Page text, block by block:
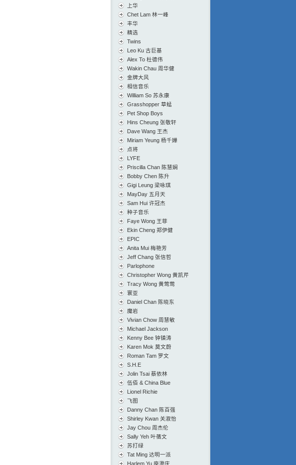
上华
Chet Lam 林一峰
丰华
精选
Twins
Leo Ku 古巨基
Alex To 杜德伟
Wakin Chau 周华健
金牌大风
相信音乐
William So 苏永康
Grasshopper 草蜢
Pet Shop Boys
Hins Cheung 张敬轩
Dave Wang 王杰
Miriam Yeung 杨千嬅
点将
LYFE
Priscilla Chan 陈慧娴
Bobby Chen 陈升
Gigi Leung 梁咏琪
MayDay 五月天
Sam Hui 许冠杰
种子音乐
Faye Wong 王菲
Ekin Cheng 郑伊健
EPIC
Anita Mui 梅艳芳
Jeff Chang 张信哲
Parlophone
Christopher Wong 黄凯芹
Tracy Wong 黄莺莺
寰亚
Daniel Chan 陈晓东
魔岩
Vivian Chow 周慧敏
Michael Jackson
Kenny Bee 钟镇涛
Karen Mok 莫文蔚
Roman Tam 罗文
S.H.E
Jolin Tsai 蔡依林
伍佰 & China Blue
Lionel Richie
飞图
Danny Chan 陈百强
Shirley Kwan 关淑怡
Jay Chou 周杰伦
Sally Yeh 叶蒨文
苏打绿
Tat Ming 达明一派
Harlem Yu 庾澄庆